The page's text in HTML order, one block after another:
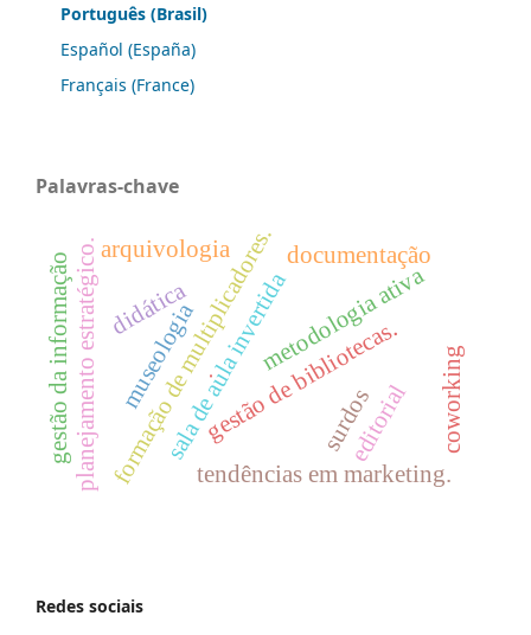
Português (Brasil)
Español (España)
Français (France)
Palavras-chave
metodologia ativa
sala de aula invertida
formação de multiplicadores.gestão de bibliotecas.
planejamento estratégico. tendências em marketing.
editorial
didática
surdos
documentação
museologia
gestão da informação coworking
arquivologia
.
Redes sociais